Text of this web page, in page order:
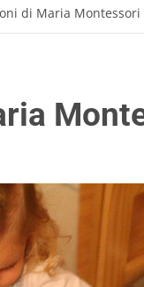
di Maria